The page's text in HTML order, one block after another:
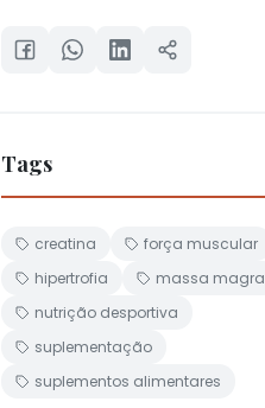
Tags
creatina
força muscular
hipertrofia
massa magra
nutrição desportiva
suplementação
suplementos alimentares